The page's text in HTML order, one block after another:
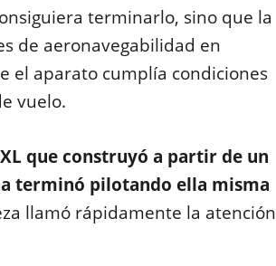
terminarlo, sino que la
de aeronavegabilidad en
el aparato cumplía condiciones
vuelo.
que construyó a partir de un
terminó pilotando ella misma
llamó rápidamente la atención